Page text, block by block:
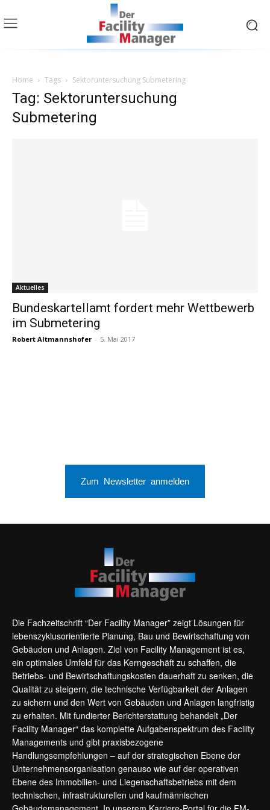
Home Tags Sektoruntersuchung Submetering
Tag: Sektoruntersuchung
Submetering
Aktuelles
Bundeskartellamt fordert mehr Wettbewerb
im Submetering
Robert Altmannshofer - 5. Mai 2017
Zum Newsletter anmelden
Die Fachzeitschrift “Der Facility Manager” zeigt Lösungen für
lebenszyklusorientierte Planung, Bau und Bewirtschaftung von
Gebäuden und Anlagen. Ziel von Facility Management ist es,
ein optimales Umfeld für das Kerngeschäft zu schaffen, die
Betriebs- und Bewirtschaftungskosten dauerhaft zu senken, die
Qualität zu steigern, die technische Verfügbarkeit der Anlagen
zu sichern und den Wert von Gebäuden und Anlagen langfristig
zu erhalten. Mit fundierter Berichterstattung behandelt „Der
Facility Manager“ das komplette Aufgabenspektrum des Facility
Managements und gibt praxisbezogene
Handlungsempfehlungen – auf der strategischen Ebene der
Unternehmensorganisation genauso wie auf der operativen
Ebene des Immobilien- und Liegenschaftsbetriebs mit dem
technischen, infrastrukturellen und kaufmännischen